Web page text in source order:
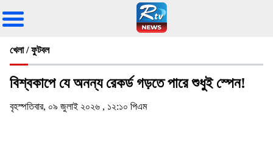
খেলা / ফুটবল
বিশ্বকাপে যে অনন্য রেকর্ড গড়তে পারে শুধুই স্পেন!
বৃহস্পতিবার, ০৯ জুলাই ২০২৬ , ১২:১০ পিএম